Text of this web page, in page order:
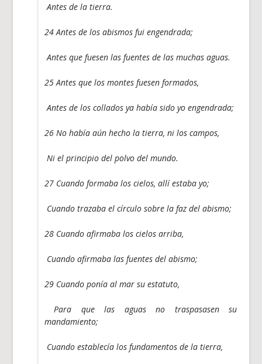
Antes de la tierra.
24 Antes de los abismos fui engendrada;
Antes que fuesen las fuentes de las muchas aguas.
25 Antes que los montes fuesen formados,
Antes de los collados ya había sido yo engendrada;
26 No había aún hecho la tierra, ni los campos,
Ni el principio del polvo del mundo.
27 Cuando formaba los cielos, allí estaba yo;
Cuando trazaba el círculo sobre la faz del abismo;
28 Cuando afirmaba los cielos arriba,
Cuando afirmaba las fuentes del abismo;
29 Cuando ponía al mar su estatuto,
Para que las aguas no traspasasen su
mandamiento;
Cuando establecía los fundamentos de la tierra,